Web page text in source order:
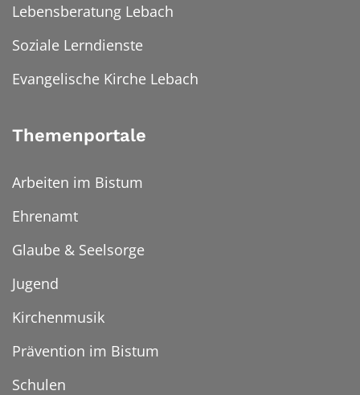
Lebensberatung Lebach
Soziale Lerndienste
Evangelische Kirche Lebach
Themenportale
Arbeiten im Bistum
Ehrenamt
Glaube & Seelsorge
Jugend
Kirchenmusik
Prävention im Bistum
Schulen